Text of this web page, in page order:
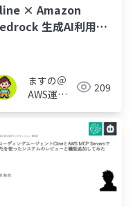
× Amazon
生成AI利用で
partners #22)
ますの＠
AWS運用
209